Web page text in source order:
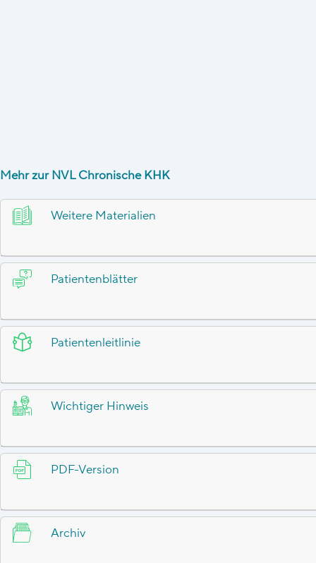
Mehr zur NVL Chronische KHK
Weitere Materialien
Patientenblätter
Patientenleitlinie
Wichtiger Hinweis
PDF-Version
Archiv